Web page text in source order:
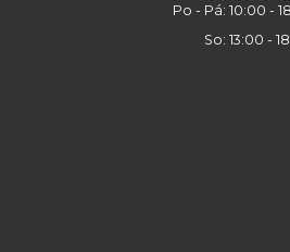
Po - Pá: 10:00 -
So: 13:00 -